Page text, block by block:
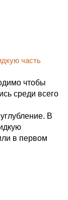
чтобы
среди всего
В
в первом